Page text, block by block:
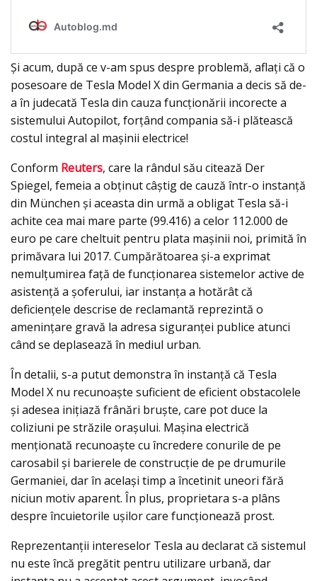
Şi acum, după ce v-am spus despre problemă, aflaţi că o
posesoare de Tesla Model X din Germania a decis să de-
a în judecată Tesla din cauza funcţionării incorecte a
sistemului Autopilot, forţând compania să-i plătească
costul integral al mașinii electrice!
Conform Reuters, care la rândul său citează Der
Spiegel, femeia a obţinut câştig de cauză într-o instanţă
din München şi aceasta din urmă a obligat Tesla să-i
achite cea mai mare parte (99.416) a celor 112.000 de
euro pe care cheltuit pentru plata maşinii noi, primită în
primăvara lui 2017. Cumpărătoarea și-a exprimat
nemulțumirea faţă de funcţionarea sistemelor active de
asistență a şoferului, iar instanța a hotărât că
deficiențele descrise de reclamantă reprezintă o
amenințare gravă la adresa siguranței publice atunci
când se deplasează în mediul urban.
În detalii, s-a putut demonstra în instanță că Tesla
Model X nu recunoaște suficient de eficient obstacolele
și adesea inițiază frânări bruște, care pot duce la
coliziuni pe străzile orașului. Mașina electrică
menționată recunoaşte cu încredere conurile de pe
carosabil și barierele de construcție de pe drumurile
Germaniei, dar în același timp a încetinit uneori fără
niciun motiv aparent. În plus, proprietara s-a plâns
despre încuietorile ușilor care funcționează prost.
Reprezentanții intereselor Tesla au declarat că sistemul
nu este încă pregătit pentru utilizare urbană, dar